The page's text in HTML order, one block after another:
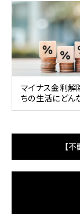
マイナス金利解
ちの生活にどん
【